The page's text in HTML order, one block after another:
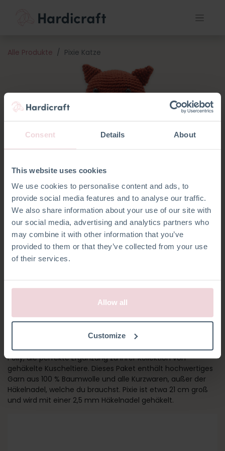
Consent Details About
This website uses cookies
We use cookies to personalise content and ads, to
provide social media features and to analyse our traffic.
We also share information about your use of our site with
our social media, advertising and analytics partners who
may combine it with other information that you’ve
provided to them or that they’ve collected from your use
of their services.
Allow all
Customize
Alle Produkte Pixie Katze
PIXIE KATZE
Aufruf an alle Katzenliebhaber! Pixie ist, zusammen mit
Polly, die perfekte Ergänzung zu Ihrer Kollektion von
gehäkelte Kuscheltiere. Dieses Paket enthält hochwertiges
Garn aus 100 % Baumwolle und alle Kurzwaren, außer der
Häkelnadel, welche du brauchst. Pixie ist etwa 21 cm groß
und wird mit einer 2,5 mm Häkelnadel gehäkelt.